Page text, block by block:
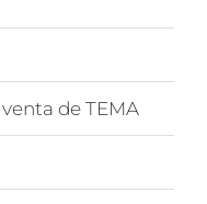
de TEMA